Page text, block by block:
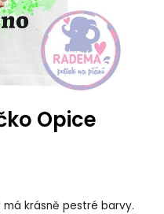
Opice
má krásně pestré barvy.